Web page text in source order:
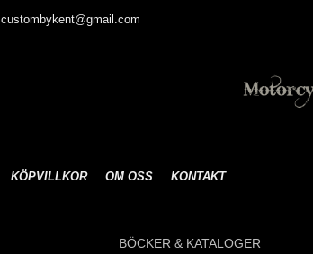
custombykent@gmail.com
KÖPVILLKOR OM OSS KONTAKT
BÖCKER & KATALOGER